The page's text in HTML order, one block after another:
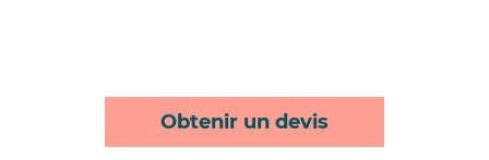
Obtenir un devis